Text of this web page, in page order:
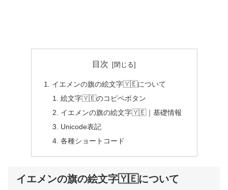
目次
イエメンの旗の絵文字🇾🇪について
絵文字🇾🇪のコピペボタン
イエメンの旗の絵文字🇾🇪｜基礎情報
Unicode表記
各種ショートコード
イエメンの旗の絵文字🇾🇪について